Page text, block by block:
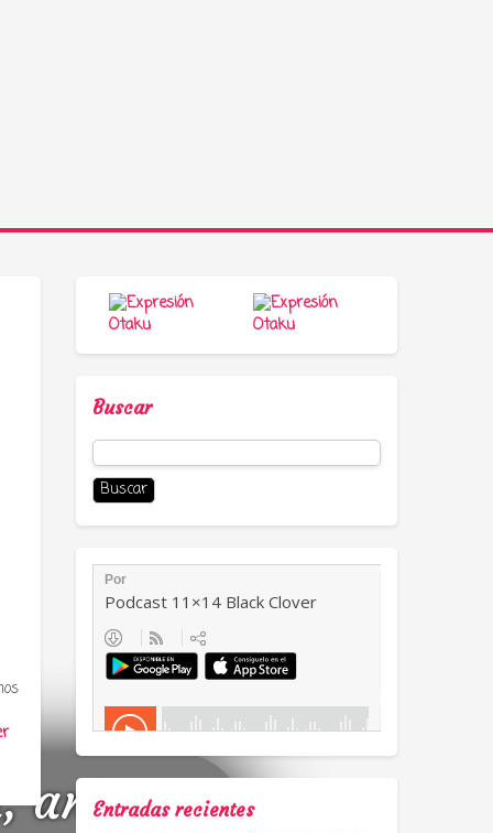
anime y
Buscar
Buscar:
Entradas recientes